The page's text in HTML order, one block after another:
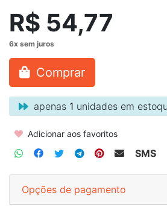
R$ 54,77
Comprar
apenas 1 unidades em
Adicionar aos favoritos
SMS
Opções de pagamento